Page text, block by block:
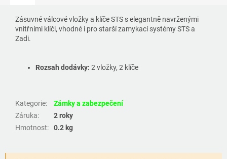
Zásuvné válcové vložky a klíče STS s elegantně navrženými
vnitřními klíči, vhodné i pro starší zamykací systémy STS a
Zadi.
Rozsah dodávky: 2 vložky, 2 klíče
Kategorie:
Zámky a zabezpečení
Záruka:
2 roky
Hmotnost: 0.2 kg